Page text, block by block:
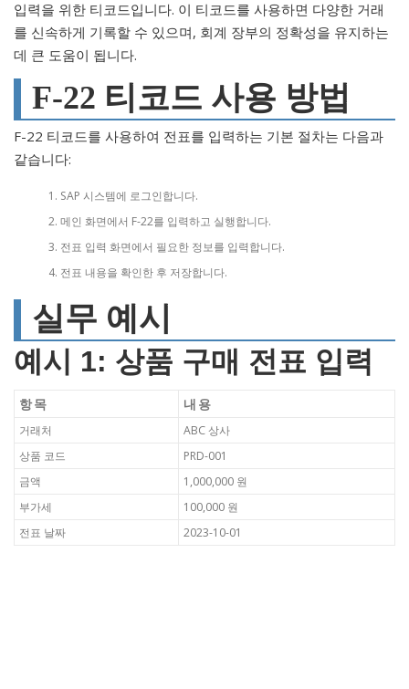
입력을 위한 티코드입니다. 이 티코드를 사용하면 다양한 거래
를 신속하게 기록할 수 있으며, 회계 장부의 정확성을 유지하는
데 큰 도움이 됩니다.
F-22 티코드 사용 방법
F-22 티코드를 사용하여 전표를 입력하는 기본 절차는 다음과
같습니다:
SAP 시스템에 로그인합니다.
메인 화면에서 F-22를 입력하고 실행합니다.
전표 입력 화면에서 필요한 정보를 입력합니다.
전표 내용을 확인한 후 저장합니다.
실무 예시
예시 1: 상품 구매 전표 입력
항목 내용
거래처
ABC 상사
상품 코드
PRD-001
금액
1,000,000 원
부가세
100,000 원
전표 날짜
2023-10-01